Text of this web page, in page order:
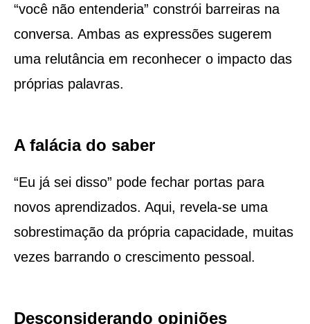
“você não entenderia” constrói barreiras na
conversa. Ambas as expressões sugerem
uma relutância em reconhecer o impacto das
próprias palavras.
A falácia do saber
“Eu já sei disso” pode fechar portas para
novos aprendizados. Aqui, revela-se uma
sobrestimação da própria capacidade, muitas
vezes barrando o crescimento pessoal.
Desconsiderando opiniões